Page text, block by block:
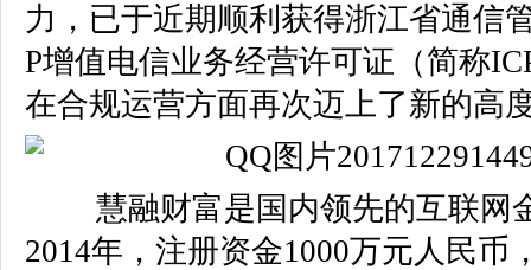
力，已于近期顺利获得浙江省通信
P增值电信业务经营许可证（简称
在合规运营方面再次迈上了新的高
慧融财富是国内领先的互联网
2014年，注册资金1000万元人民币